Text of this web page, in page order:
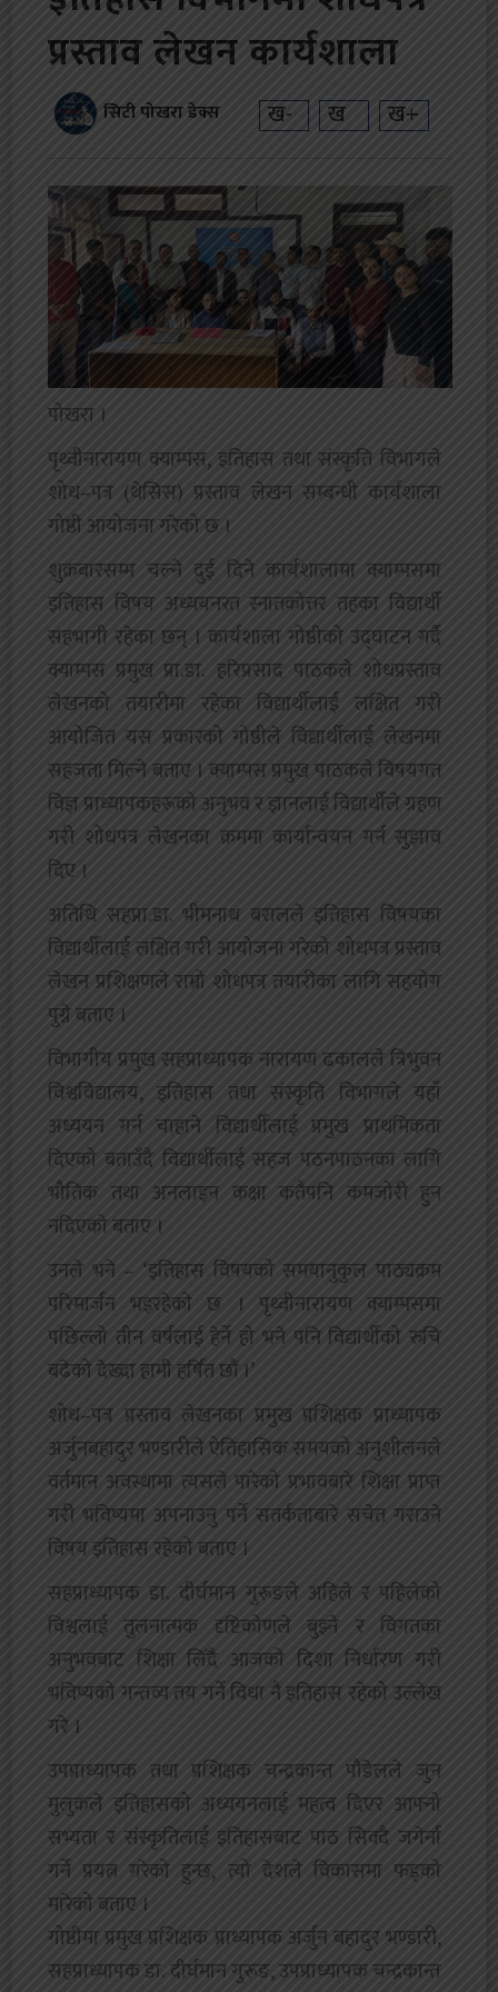
प्रस्ताव लेखन कार्यशाला
सिटी पोखरा डेक्स ख- ख ख+
पोखरा ।
पृथ्वीनारायण क्याम्पस, इतिहास तथा संस्कृति विभागले
शोध–पत्र (थेसिस) प्रस्ताव लेखन सम्बन्धी कार्यशाला
गोष्ठी आयोजना गरेको छ ।
शुक्रबारसम्म चल्ने दुई दिने कार्यशालामा क्याम्पसमा
इतिहास विषय अध्ययनरत स्नातकोत्तर तहका विद्यार्थी
सहभागी रहेका छन् । कार्यशाला गोष्ठीको उद्घाटन गर्दै
क्याम्पस प्रमुख प्रा.डा. हरिप्रसाद पाठकले शोधप्रस्ताव
लेखनको तयारीमा रहेका विद्यार्थीलाई लक्षित गरी
आयोजित यस प्रकारको गोष्ठीले विद्यार्थीलाई लेखनमा
सहजता मिल्ने बताए । क्याम्पस प्रमुख पाठकले विषयगत
विज्ञ प्राध्यापकहरूको अनुभव र ज्ञानलाई विद्यार्थीले ग्रहण
गरी शोधपत्र लेखनका क्रममा कार्यान्वयन गर्न सुझाव
दिए ।
अतिथि सहप्रा.डा. भीमनाथ बरालले इतिहास विषयका
विद्यार्थीलाई लक्षित गरी आयोजना गरेको शोधपत्र प्रस्ताव
लेखन प्रशिक्षणले राम्रो शोधपत्र तयारीका लागि सहयोग
पुग्ने बताए ।
विभागीय प्रमुख सहप्राध्यापक नारायण ढकालले त्रिभुवन
विश्वविद्यालय, इतिहास तथा संस्कृति विभागले यहाँ
अध्ययन गर्न चाहाने विद्यार्थीलाई प्रमुख प्राथमिकता
दिएको बताउँदै विद्यार्थीलाई सहज पठनपाठनका लागि
भौतिक तथा अनलाइन कक्षा कतैपनि कमजोरी हुन
नदिएको बताए ।
उनले भने – ‘इतिहास विषयको समयानुकुल पाठ्यक्रम
परिमार्जन भइरहेको छ । पृथ्वीनारायण क्याम्पसमा
पछिल्लो तीन वर्षलाई हेर्ने हो भने पनि विद्यार्थीको रुचि
बढेको देख्दा हामी हर्षित छौं ।’
शोध–पत्र प्रस्ताव लेखनका प्रमुख प्रशिक्षक प्राध्यापक
अर्जुनबहादुर भण्डारीले ऐतिहासिक समयको अनुशीलनले
वर्तमान अवस्थामा त्यसले पारेको प्रभावबारे शिक्षा प्राप्त
गरी भविष्यमा अपनाउनु पर्ने सतर्कताबारे सचेत गराउने
विषय इतिहास रहेको बताए ।
सहप्राध्यापक डा. दीर्घमान गुरूङले अहिले र पहिलेको
विश्वलाई तुलनात्मक दृष्टिकोणले बुझ्ने र विगतका
अनुभवबाट शिक्षा लिँदै आजको दिशा निर्धारण गरी
भविष्यको गन्तव्य तय गर्ने विधा नै इतिहास रहेको उल्लेख
गरे ।
उपप्राध्यापक तथा प्रशिक्षक चन्द्रकान्त पौडेलले जुन
मुलुकले इतिहासको अध्ययनलाई महत्व दिएर आफ्नो
सभ्यता र संस्कृतिलाई इतिहासबाट पाठ सिक्दै जगेर्ना
गर्ने प्रयत्न गरेको हुन्छ, त्यो देशले विकासमा फड्को
मारेको बताए ।
गोष्ठीमा प्रमुख प्रशिक्षक प्राध्यापक अर्जुन बहादुर भण्डारी,
सहप्राध्यापक डा. दीर्घमान गुरूङ, उपप्राध्यापक चन्द्रकान्त